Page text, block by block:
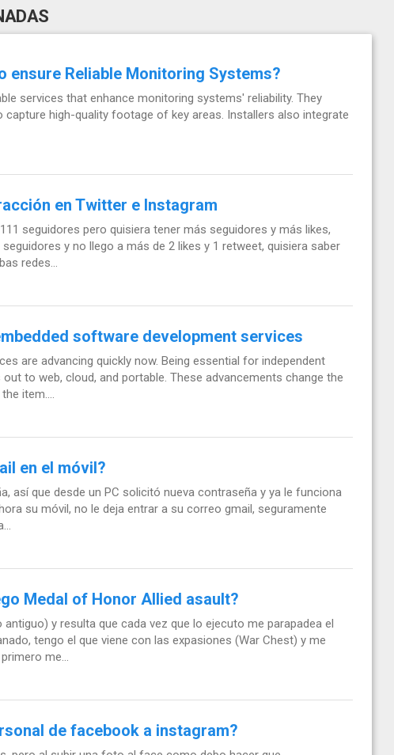
ensure Reliable Monitoring Systems?
services that enhance monitoring systems' reliability. They
high-quality footage of key areas. Installers also integrate
en Twitter e Instagram
seguidores pero quisiera tener más seguidores y más likes,
y no llego a más de 2 likes y 1 retweet, quisiera saber
redes...
software development services
are advancing quickly now. Being essential for independent
to web, cloud, and portable. These advancements change the
item....
en el móvil?
así que desde un PC solicitó nueva contraseña y ya le funciona
su móvil, no le deja entrar a su correo gmail, seguramente
Medal of Honor Allied asault?
y resulta que cada vez que lo ejecuto me parapadea el
tengo el que viene con las expasiones (War Chest) y me
me...
de facebook a instagram?